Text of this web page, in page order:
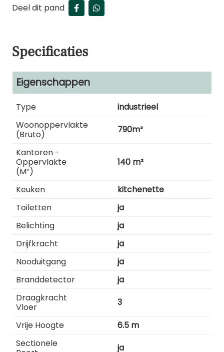
Deel dit pand
Specificaties
Eigenschappen
Type
industrieel
Woonoppervlakte
(bruto)
790m²
Kantoren -
Oppervlakte
(m²)
140 m²
Keuken
kitchenette
Toiletten
ja
Belichting
ja
Drijfkracht
ja
Nooduitgang
ja
Branddetector
ja
Draagkracht
Vloer
3
Vrije Hoogte
6.5 m
Sectionele
ja